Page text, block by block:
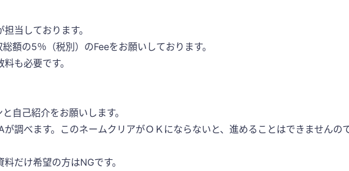
当しております。
額の5％（税別）のFeeをお願いしております。
も必要です。
自己紹介をお願いします。
が調べます。このネームクリアがＯＫにならないと、進めることはできませんの
だけ希望の方はNGです。